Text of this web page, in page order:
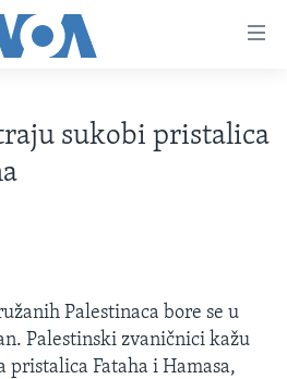
DRŽAVE
sukobi pristalica
Palestinaca bore se u
Palestinski zvaničnici kažu
pristalica Fataha i Hamasa,